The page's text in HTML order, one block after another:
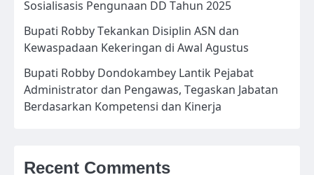
Sosialisasis Pengunaan DD Tahun 2025
Bupati Robby Tekankan Disiplin ASN dan
Kewaspadaan Kekeringan di Awal Agustus
Bupati Robby Dondokambey Lantik Pejabat
Administrator dan Pengawas, Tegaskan Jabatan
Berdasarkan Kompetensi dan Kinerja
Recent Comments